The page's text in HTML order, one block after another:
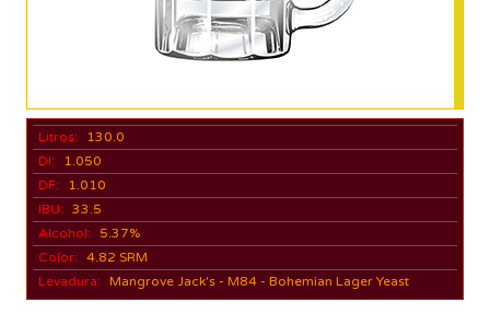
Litros:
130.0
DI:
1.050
DF:
1.010
IBU: 33.5
Alcohol:
5.37%
Color: 4.82 SRM
Levadura: Mangrove Jack's - M84 - Bohemian Lager Yeast